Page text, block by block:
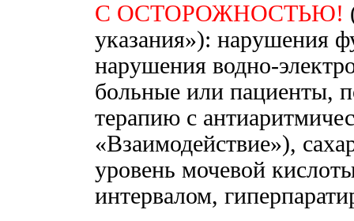
С ОСТОРОЖНОСТЬЮ!
указания»): нарушения
нарушения водно-
больные или пациенты,
терапию с
«Взаимодействие»),
уровень мочевой
интервалом,